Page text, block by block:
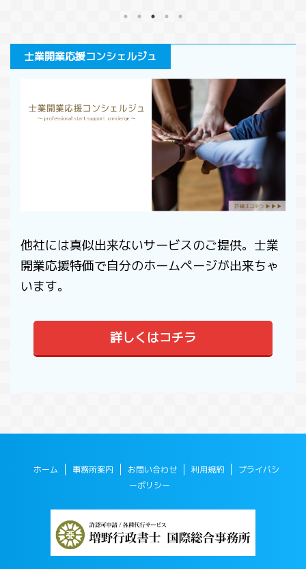
の児
と思
いうこともできてしまうわけです。こ
使う悪意の行為を対策するために考え
られたのが５０９条です。 今回は、不
法行為によってできた債権の相殺につ
いて解説します。 このページで分か
る事条文の変化受働債権と自働債権相
殺の禁止の条件悪意による不法行為と
は人の生命又は身体の侵害による損害
賠償まとめ 条文の変 ...
消し
は、
ジで
士業開業応援コンシェルジュ
他社には真似出来ないサービスのご提供。士業
開業応援特価で自分のホームページが出来ちゃ
います。
詳しくはコチラ
ホーム 事務所案内 お問い合わせ 利用規約
プライバシ
ーポリシー